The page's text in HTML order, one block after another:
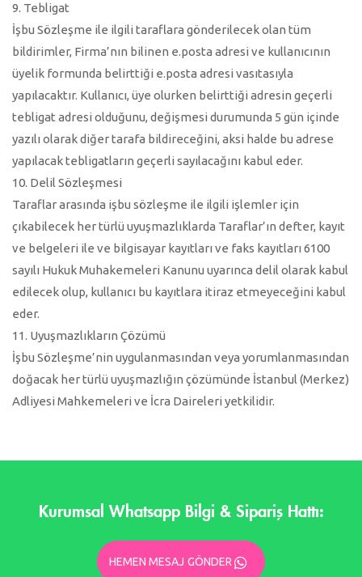
9. Tebligat
İşbu Sözleşme ile ilgili taraflara gönderilecek olan tüm
bildirimler, Firma’nın bilinen e.posta adresi ve kullanıcının
üyelik formunda belirttiği e.posta adresi vasıtasıyla
yapılacaktır. Kullanıcı, üye olurken belirttiği adresin geçerli
tebligat adresi olduğunu, değişmesi durumunda 5 gün içinde
yazılı olarak diğer tarafa bildireceğini, aksi halde bu adrese
yapılacak tebligatların geçerli sayılacağını kabul eder.
10. Delil Sözleşmesi
Taraflar arasında işbu sözleşme ile ilgili işlemler için
çıkabilecek her türlü uyuşmazlıklarda Taraflar’ın defter, kayıt
ve belgeleri ile ve bilgisayar kayıtları ve faks kayıtları 6100
sayılı Hukuk Muhakemeleri Kanunu uyarınca delil olarak kabul
edilecek olup, kullanıcı bu kayıtlara itiraz etmeyeceğini kabul
eder.
11. Uyuşmazlıkların Çözümü
İşbu Sözleşme’nin uygulanmasından veya yorumlanmasından
doğacak her türlü uyuşmazlığın çözümünde İstanbul (Merkez)
Adliyesi Mahkemeleri ve İcra Daireleri yetkilidir.
Kurumsal Whatsapp Bilgi & Sipariş Hattı:
HEMEN MESAJ GÖNDER